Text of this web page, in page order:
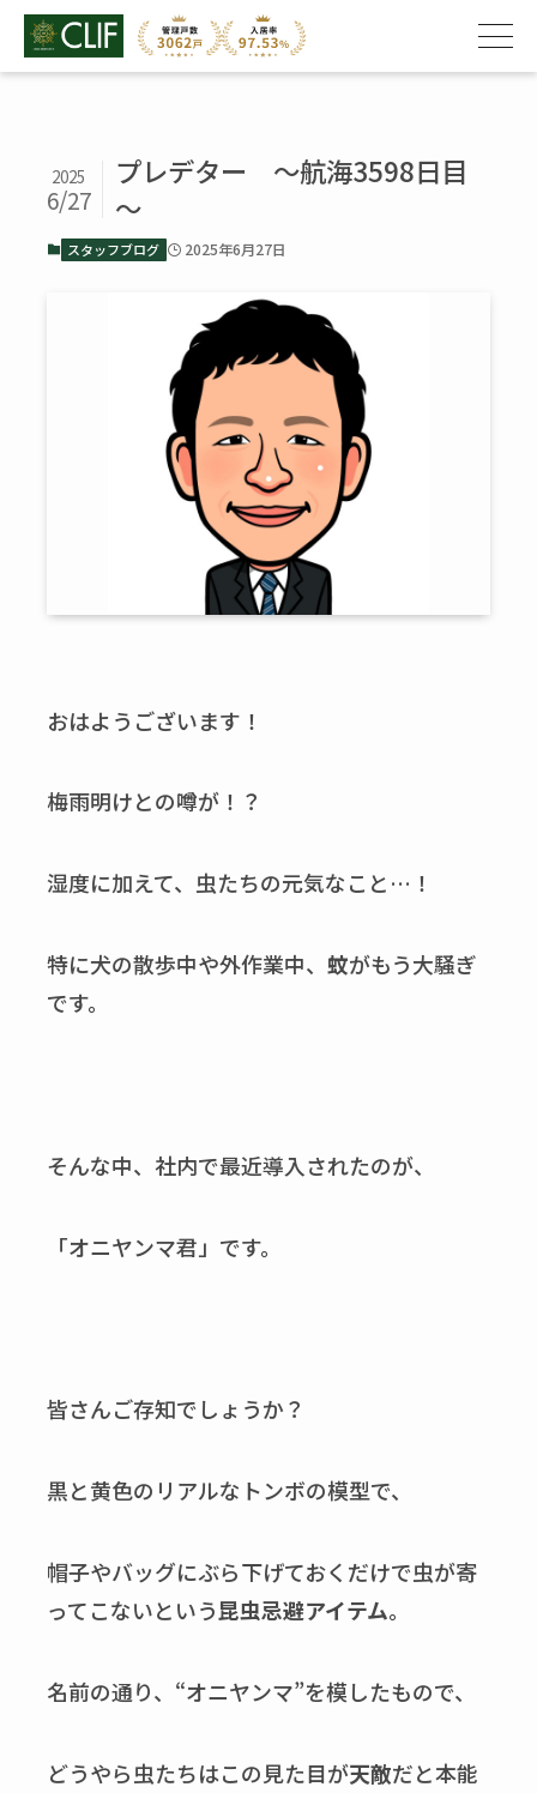
プレデター ～航海3598日目
～
2025
6/27
スタッフブログ 2025年6月27日
おはようございます！
梅雨明けとの噂が！？
湿度に加えて、虫たちの元気なこと…！
特に犬の散歩中や外作業中、 蚊がもう大騒ぎ
です。
そんな中、社内で最近導入されたのが、
「オニヤンマ君」です。
皆さんご存知でしょうか？
黒と黄色のリアルなトンボの模型で、
帽子やバッグにぶら下げておくだけで虫が寄
ってこないという昆虫忌避アイテム。
名前の通り、“オニヤンマ”を模したもので、
どうやら虫たちはこの見た目が天敵だと本能